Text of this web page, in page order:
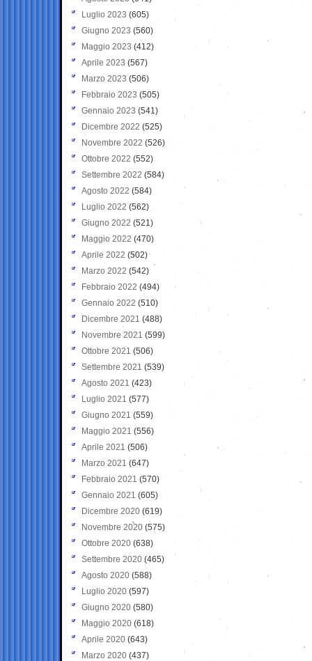
Luglio 2023 (605)
Giugno 2023 (560)
Maggio 2023 (412)
Aprile 2023 (567)
Marzo 2023 (506)
Febbraio 2023 (505)
Gennaio 2023 (541)
Dicembre 2022 (525)
Novembre 2022 (526)
Ottobre 2022 (552)
Settembre 2022 (584)
Agosto 2022 (584)
Luglio 2022 (562)
Giugno 2022 (521)
Maggio 2022 (470)
Aprile 2022 (502)
Marzo 2022 (542)
Febbraio 2022 (494)
Gennaio 2022 (510)
Dicembre 2021 (488)
Novembre 2021 (599)
Ottobre 2021 (506)
Settembre 2021 (539)
Agosto 2021 (423)
Luglio 2021 (577)
Giugno 2021(559)
Maggio 2021 (556)
Aprile 2021 (506)
Marzo 2021 (647)
Febbraio 2021 (570)
Gennaio 2021 (605)
Dicembre 2020 (619)
Novembre 2020 (575)
Ottobre 2020 (638)
Settembre 2020(465)
Agosto 2020 (588)
Luglio 2020 (597)
Giugno 2020 (580)
Maggio 2020 (618)
Aprile 2020 (643)
Marzo 2020 (437)